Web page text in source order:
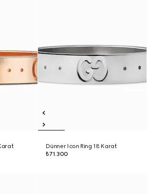
Dünner Icon Ring 18 Karat
₺71.300